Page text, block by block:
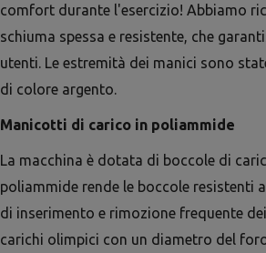
comfort durante l'esercizio! Abbiamo
schiuma spessa e resistente, che
utenti. Le estremità dei manici sono
di colore argento.
Manicotti di carico in poliammide
La macchina è dotata di boccole di
poliammide rende le boccole resistenti
di inserimento e rimozione frequente
carichi olimpici con un diametro del